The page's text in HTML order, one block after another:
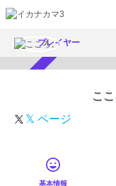
プレイヤー
ここ
𝕏 ページ
基本情報